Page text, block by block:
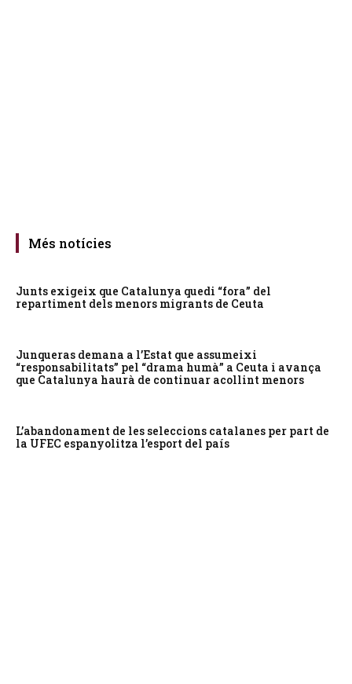
Més notícies
Junts exigeix que Catalunya quedi “fora” del
repartiment dels menors migrants de Ceuta
Junqueras demana a l’Estat que assumeixi
“responsabilitats” pel “drama humà” a Ceuta i avança
que Catalunya haurà de continuar acollint menors
L’abandonament de les seleccions catalanes per part de
la UFEC espanyolitza l’esport del país